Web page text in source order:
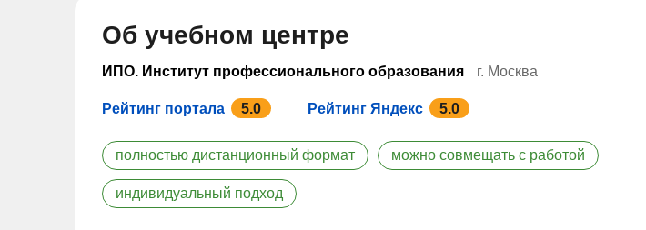
Об учебном центре
ИПО. Институт профессионального образования г. Москва
Рейтинг портала 5.0 Рейтинг Яндекс 5.0
полностью дистанционный формат можно совмещать с работой
индивидуальный подход